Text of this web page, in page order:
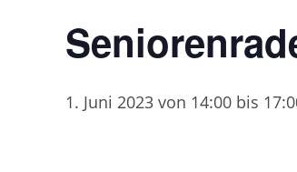
1. Juni 2023 von 14:00 bis